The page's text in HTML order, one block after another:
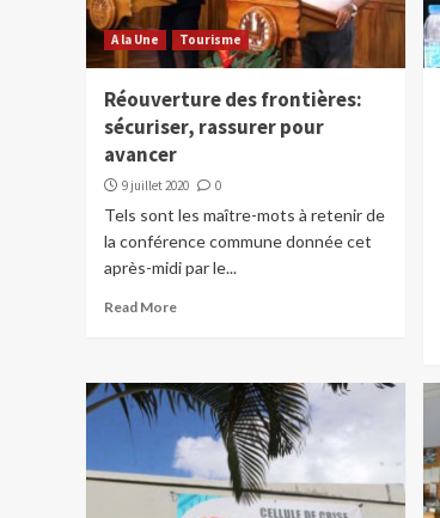
A la Une Tourisme
Réouverture des frontières:
sécuriser, rassurer pour
avancer
9 juillet 2020 0
Tels sont les maître-mots à retenir de
la conférence commune donnée cet
après-midi par le...
Read More